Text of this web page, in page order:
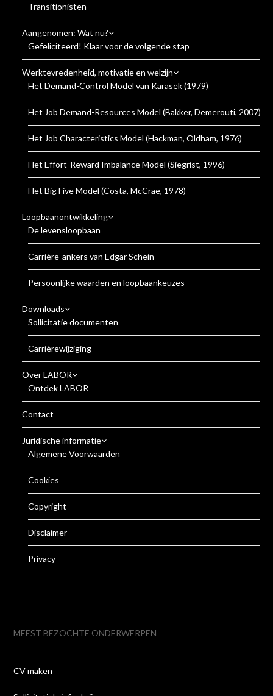
Transitionisten
Aangenomen: Wat nu?
Gefeliciteerd! Klaar voor de volgende stap
Werktevredenheid, motivatie en welzijn
Het Demand-Control Model van Karasek (1979)
Het Job Demand-Resources Model (Bakker, Demerouti, 2007)
Het Job Characteristics Model (Hackman, Oldham, 1976)
Het Effort-Reward Imbalance Model (Siegrist, 1996)
Het Big Five Model (Costa, McCrae, 1978)
Loopbaanontwikkeling
De levensloopbaan
Carrière-ankers van Edgar Schein
Persoonlijke waarden en loopbaankeuzes
Downloads
Sollicitatie documenten
Carrièrewijziging
Over LABOR
Ontdek LABOR
Contact
Juridische informatie
Algemene Voorwaarden
Cookies
Copyright
Disclaimer
Privacy
MEEST BEZOCHTE ONDERWERPEN
CV maken